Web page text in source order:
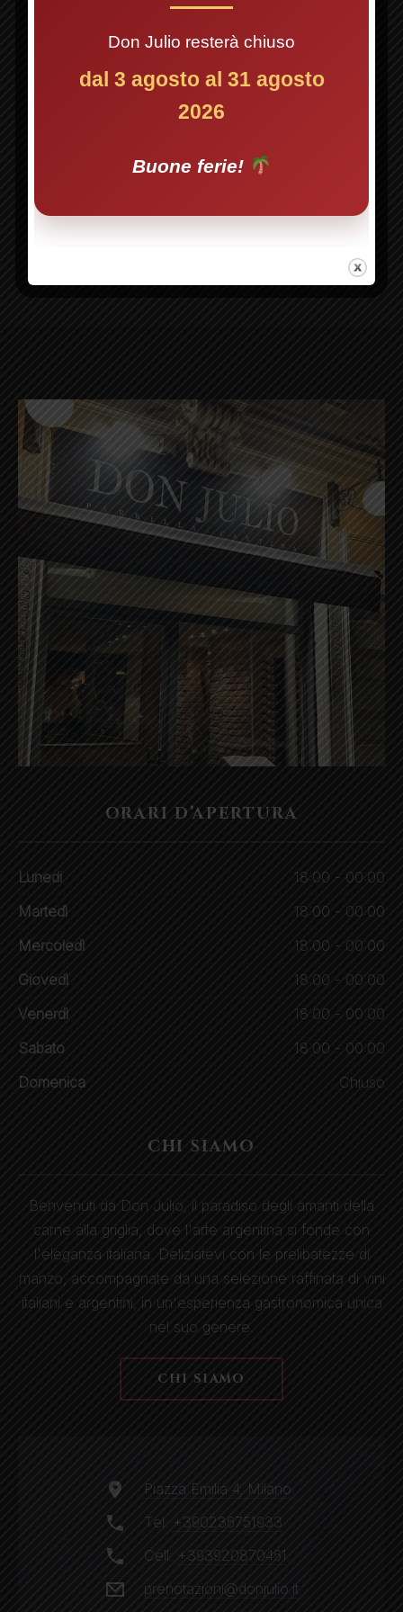
SALVA IL MIO NOME, EMAIL E
SITO WEB IN QUESTO BROWSER
PER LA PROSSIMA VOLTA CHE
COMMENTO.
ORARI D’APERTURA
Lunedi
18:00 - 00:00
Martedì
18:00 - 00:00
Mercoledì
18:00 - 00:00
Giovedì
18:00 - 00:00
Venerdì
18:00 - 00:00
Sabato
18:00 - 00:00
Domenica
Chiuso
CHI SIAMO
Benvenuti da Don Julio, il paradiso degli amanti della
carne alla griglia, dove l'arte argentina si fonde con
l'eleganza italiana. Deliziatevi con le prelibatezze di
manzo, accompagnate da una selezione raffinata di vini
italiani e argentini, in un'esperienza gastronomica unica
nel suo genere.
CHI SIAMO
Piazza Emilia 4, Milano
Tel: +390236751933
Cell: +393920870461
prenotazioni@donjulio.it
Don Julio resterà chiuso
dal 3 agosto al 31 agosto
2026
Buone ferie!